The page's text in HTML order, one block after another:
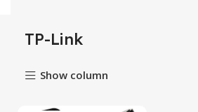
TP-Link
Show column